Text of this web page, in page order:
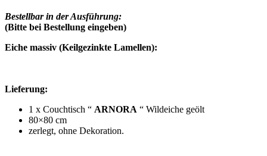
Bestellbar in der Ausführung:
(Bitte bei Bestellung eingeben)
Eiche massiv (Keilgezinkte Lamellen):
Lieferung:
1 x Couchtisch “ ARNORA “ Wildeiche geölt
80×80 cm
zerlegt, ohne Dekoration.